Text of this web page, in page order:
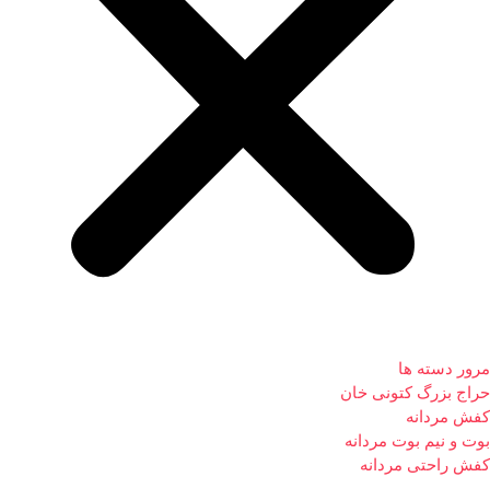
مرور دسته ها
حراج بزرگ کتونی خان
کفش مردانه
بوت و نیم بوت مردانه
کفش راحتی مردانه